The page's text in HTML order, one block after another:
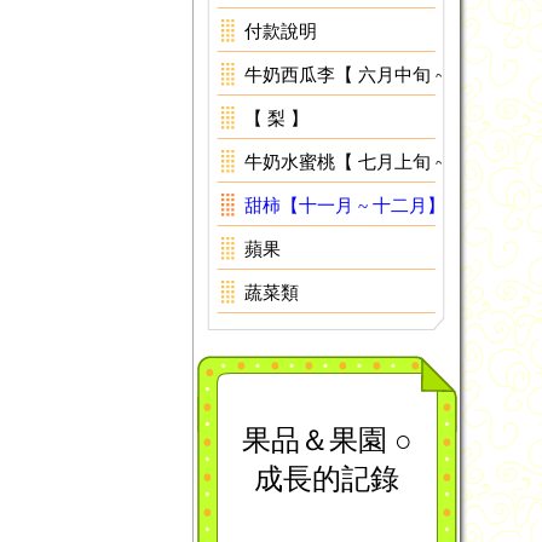
付款說明
牛奶西瓜李【 六月中旬 ~ 六月下旬】
【 梨 】
牛奶水蜜桃【 七月上旬 ~ 八月上旬】
甜柿【十一月 ~ 十二月】
蘋果
蔬菜類
果品＆果園 ○
成長的記錄